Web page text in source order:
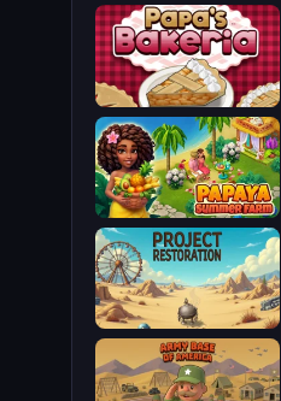
Papa's Bakeria
Papaya Summer Farm
Project Restoration